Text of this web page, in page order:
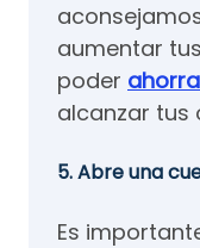
aumentar
poder
alcanzar tus
5. Abre una
Es